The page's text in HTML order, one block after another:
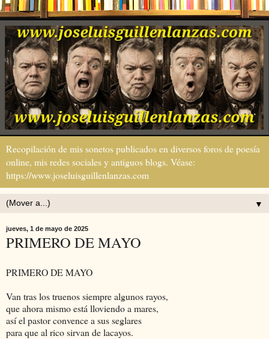
Recopilación de mis sonetos publicados en diversos foros de poesía
online, mis redes sociales y antiguos blogs. Véase:
https://www.joseluisguillenlanzas.com
▼
jueves, 1 de mayo de 2025
PRIMERO DE MAYO
PRIMERO DE MAYO
Van tras los truenos siempre algunos rayos,
que ahora mismo está lloviendo a mares,
así el pastor convence a sus seglares
para que al rico sirvan de lacayos.